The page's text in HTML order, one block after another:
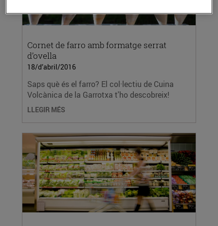
Cornet de farro amb formatge serrat
d’ovella
18/d’abril/2016
Saps què és el farro? El col·lectiu de Cuina
Volcànica de la Garrotxa t'ho descobreix!
LLEGIR MÉS